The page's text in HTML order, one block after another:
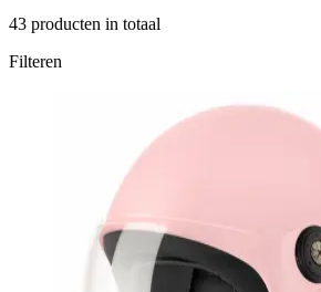
43 producten in totaal
Filteren